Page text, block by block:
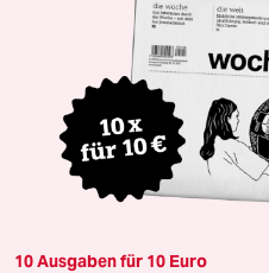
10 Ausgaben für 10 Euro